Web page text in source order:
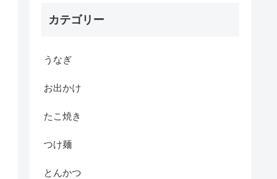
カテゴリー
うなぎ
お出かけ
たこ焼き
つけ麺
とんかつ